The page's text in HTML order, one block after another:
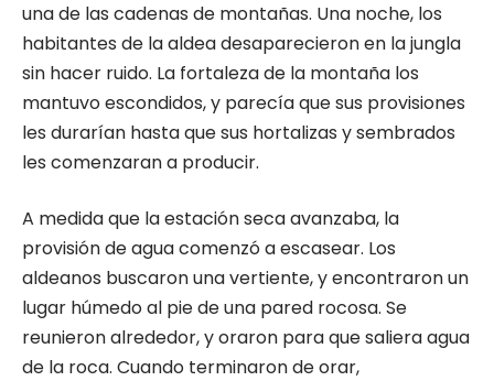
una de las cadenas de montañas. Una noche, los
habitantes de la aldea desaparecieron en la jungla
sin hacer ruido. La fortaleza de la montaña los
mantuvo escondidos, y parecía que sus provisiones
les durarían hasta que sus hortalizas y sembrados
les comenzaran a producir.
A medida que la estación seca avanzaba, la
provisión de agua comenzó a escasear. Los
aldeanos buscaron una vertiente, y encontraron un
lugar húmedo al pie de una pared rocosa. Se
reunieron alrededor, y oraron para que saliera agua
de la roca. Cuando terminaron de orar,